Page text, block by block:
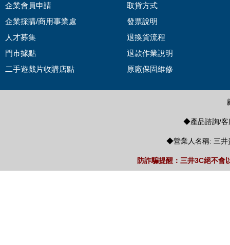
企業會員申請
企業採購/商用事業處
人才募集
門市據點
二手遊戲片收購店點
取貨方式
發票說明
退換貨流程
退款作業說明
原廠保固維修
◆產品諮詢/客
◆營業人名稱: 三井
防詐騙提醒：三井3C絕不會